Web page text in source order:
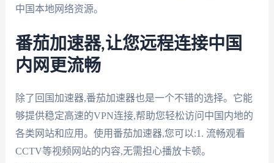
中国本地网络资源。
番茄加速器,让您远程连接中国
内网更流畅
除了回国加速器,番茄加速器也是一个不错的选择。它能
够提供稳定高速的VPN连接,帮助您轻松访问中国内地的
各类网站和应用。使用番茄加速器,您可以:1. 流畅观看
CCTV等视频网站的内容,无需担心播放卡顿。